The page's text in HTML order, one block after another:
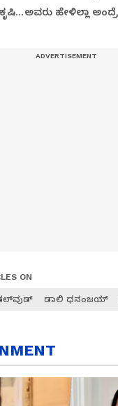
ಅವರು ಹೇಳಿಲ್ಲಾ ಅಂದ್ರೆ
ON
ಡಾಲಿ ಧನಂಜಯ್